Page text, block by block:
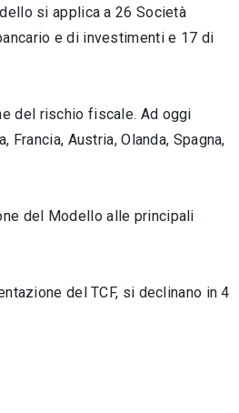
si applica a 26 Società
e di investimenti e 17 di
del rischio fiscale. Ad oggi
Austria, Olanda, Spagna,
del Modello alle principali
del TCF, si declinano in 4